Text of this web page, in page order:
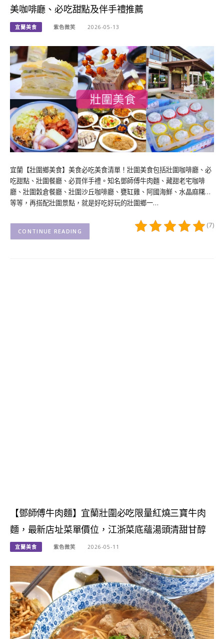
美咖啡廳、必吃甜點及伴手禮推薦
宜蘭美食 紫色微笑 2026-05-13
宜蘭【壯圍鄉美食】美食必吃美食清單！壯圍美食包括壯圍咖啡廳、必
吃甜點、壯圍餐廳、必買伴手禮。知名鄧師傅牛肉麵、藏甜老宅咖啡
廳、壯圍穀倉餐廳、壯圍沙丘咖啡廳、甕缸雞、阿國海鮮、水晶麻糬…
等等，再搭配壯圍景點，就是好吃好玩的壯圍鄉一…
(7)
CONTINUE READING
【鄧師傅牛肉麵】宜蘭壯圍必吃限量紅燒三寶牛肉
麵，最新店址菜單價位，江浙菜底蘊湯頭清甜甘醇
宜蘭美食 紫色微笑 2026-05-11